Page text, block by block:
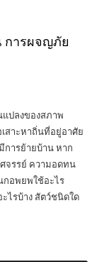
การผจญภัย
ปลงของสภาพ
สาะหาถิ่นที่อยู่อาศัย
ารย้ายบ้าน หาก
จรรย์ ความอดทน
กอพยพใช้อะไร
ไรบ้าง สัตว์ชนิดใด